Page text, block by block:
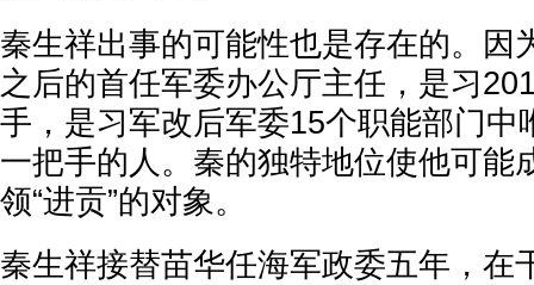
秦生祥出事的可能性也是存在的。因
之后的首任军委办公厅主任，是习
手，是习军改后军委15个职能部门中
一把手的人。秦的独特地位使他可能
领“进贡”的对象。
秦生祥接替苗华任海军政委五年，在